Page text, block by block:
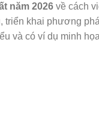
năm 2026 về cách
triển khai phương
và có ví dụ minh